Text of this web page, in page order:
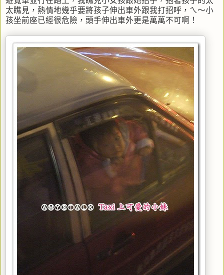
太瞧見，熱情地幾乎要將孩子伸出車外跟我打招呼，ㄟ～小
孩坐前座已經很危險，頭手伸出車外更是萬萬不可啊！